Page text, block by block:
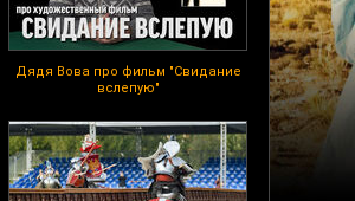
Дядя Вова про фильм "Свидание
вслепую"